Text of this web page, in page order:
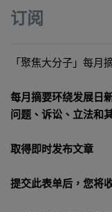
订阅
「聚焦大分子」每月
每月摘要环绕发展日
问题、诉讼、立法和
取得即时发布文章
提交此表单后，您将